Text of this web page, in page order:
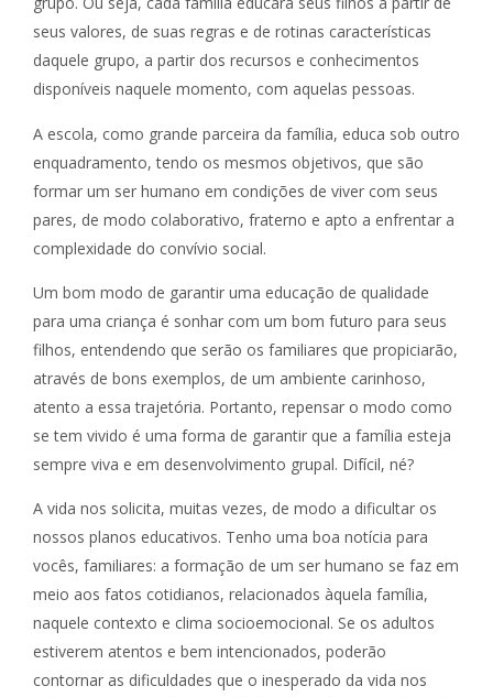
seus valores, de suas regras e de rotinas características
daquele grupo, a partir dos recursos e conhecimentos
disponíveis naquele momento, com aquelas pessoas.
A escola, como grande parceira da família, educa sob outro
enquadramento, tendo os mesmos objetivos, que são
formar um ser humano em condições de viver com seus
pares, de modo colaborativo, fraterno e apto a enfrentar a
complexidade do convívio social.
Um bom modo de garantir uma educação de qualidade
para uma criança é sonhar com um bom futuro para seus
filhos, entendendo que serão os familiares que propiciarão,
através de bons exemplos, de um ambiente carinhoso,
atento a essa trajetória. Portanto, repensar o modo como
se tem vivido é uma forma de garantir que a família esteja
sempre viva e em desenvolvimento grupal. Difícil, né?
A vida nos solicita, muitas vezes, de modo a dificultar os
nossos planos educativos. Tenho uma boa notícia para
vocês, familiares: a formação de um ser humano se faz em
meio aos fatos cotidianos, relacionados àquela família,
naquele contexto e clima socioemocional. Se os adultos
estiverem atentos e bem intencionados, poderão
contornar as dificuldades que o inesperado da vida nos